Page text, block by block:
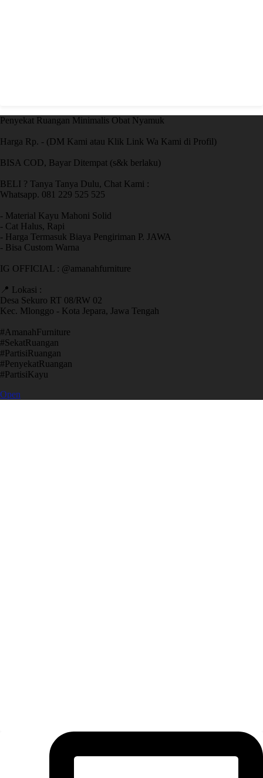
Penyekat Ruangan Minimalis Obat Nyamuk
Harga Rp. - (DM Kami atau Klik Link Wa Kami di Profil)
BISA COD, Bayar Ditempat (s&k berlaku)
BELI ? Tanya Tanya Dulu, Chat Kami :
Whatsapp. 081 229 525 525
- Material Kayu Mahoni Solid
- Cat Halus, Rapi
- Harga Termasuk Biaya Pengiriman P. JAWA
- Bisa Custom Warna
IG OFFICIAL : @amanahfurniture
📍 Lokasi :
Desa Sekuro RT 08/RW 02
Kec. Mlonggo - Kota Jepara, Jawa Tengah
​#AmanahFurniture
​#SekatRuangan
​#PartisiRuangan
​#PenyekatRuangan
​#PartisiKayu
Open